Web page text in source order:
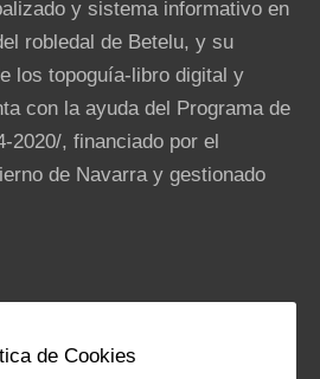
y sistema informativo en
robledal de Betelu, y su
los topoguía-libro digital y
con la ayuda del Programa de
2020/, financiado por el
de Navarra y gestionado
María 18.
de Cookies